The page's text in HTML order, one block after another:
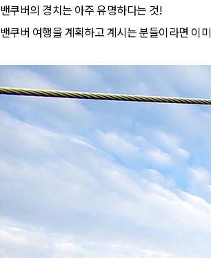
밴쿠버의 경치는 아주 유명하다는 것!
밴쿠버 여행을 계획하고 계시는 분들이라면 이